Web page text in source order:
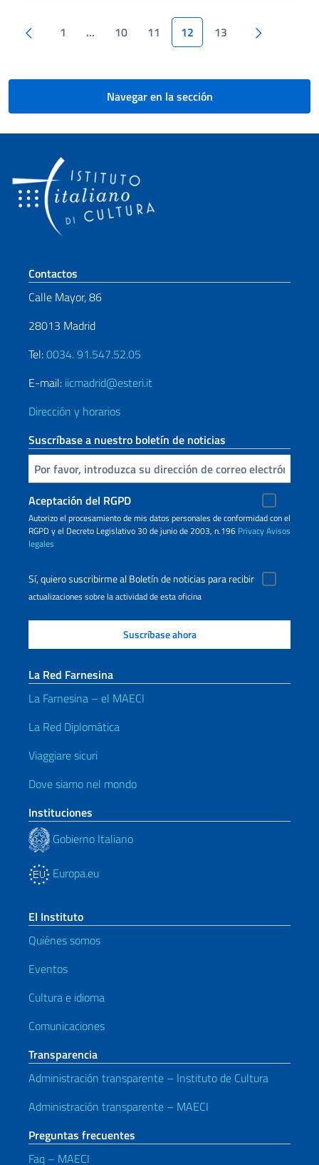
Paginación
Pagina anterior
1 … 10 11 12 13
Navegar en la sección
Sezione footer
Contactos
Calle Mayor, 86
28013 Madrid
Tel:0034. 91.547.52.05
E-mail: iicmadrid@esteri.it
Dirección y horarios
Suscríbase a nuestro boletín de noticias
Inserta tu correo electronico
Aceptación del RGPD
Autorizo ​​el procesamiento de mis datos personales de conformidad con el
RGPD y el Decreto Legislativo 30 de junio de 2003, n.196 PrivacyAvisos
legales
Sí, quiero suscribirme al Boletín de noticias para recibir
actualizaciones sobre la actividad de esta oficina
La Red Farnesina
La Farnesina – el MAECI
La Red Diplomática
Viaggiare sicuri
Dove siamo nel mondo
Instituciones
Gobierno Italiano
Europa.eu
El Instituto
Quiénes somos
Eventos
Cultura e idioma
Comunicaciones
Transparencia
Administración transparente – Instituto de Cultura
Administración transparente – MAECI
Preguntas frecuentes
Faq – MAECI